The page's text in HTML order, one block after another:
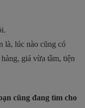
là, lúc nào cũng có
giá vừa tầm, tiện
cũng đang tìm cho